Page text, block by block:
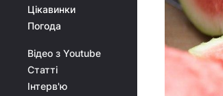
Цікавинки
Погода
Відео з Youtube
Статті
Інтерв'ю